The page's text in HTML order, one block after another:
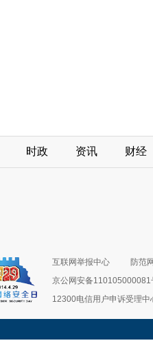
时政 资讯 财经
互联网举报中心
防范
京公网安备110105000081
12300电信用户申诉受理中